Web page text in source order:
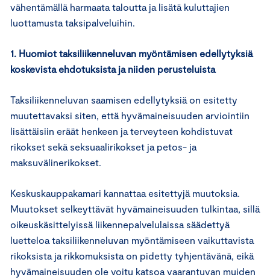
vähentämällä harmaata taloutta ja lisätä kuluttajien
luottamusta taksipalveluihin.
1. Huomiot taksiliikenneluvan myöntämisen edellytyksiä
koskevista ehdotuksista ja niiden perusteluista
Taksiliikenneluvan saamisen edellytyksiä on esitetty
muutettavaksi siten, että hyvämaineisuuden arviointiin
lisättäisiin eräät henkeen ja terveyteen kohdistuvat
rikokset sekä seksuaalirikokset ja petos- ja
maksuvälinerikokset.
Keskuskauppakamari kannattaa esitettyjä muutoksia.
Muutokset selkeyttävät hyvämaineisuuden tulkintaa, sillä
oikeuskäsittelyissä liikennepalvelulaissa säädettyä
luetteloa taksiliikenneluvan myöntämiseen vaikuttavista
rikoksista ja rikkomuksista on pidetty tyhjentävänä, eikä
hyvämaineisuuden ole voitu katsoa vaarantuvan muiden